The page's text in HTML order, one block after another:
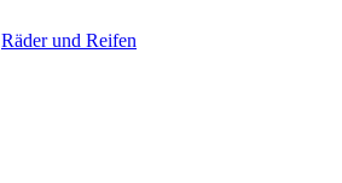
Räder und Reifen